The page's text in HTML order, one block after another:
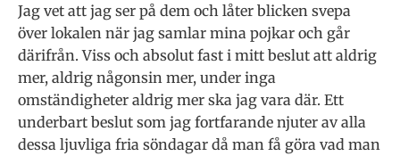
Jag vet att jag ser på dem och låter blicken svepa
över lokalen när jag samlar mina pojkar och går
därifrån. Viss och absolut fast i mitt beslut att aldrig
mer, aldrig någonsin mer, under inga
omständigheter aldrig mer ska jag vara där. Ett
underbart beslut som jag fortfarande njuter av alla
dessa ljuvliga fria söndagar då man få göra vad man